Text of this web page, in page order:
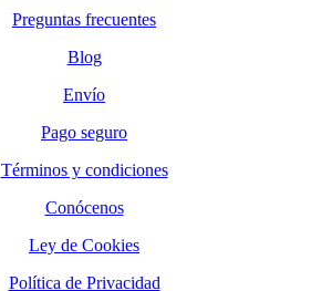
Preguntas frecuentes
Blog
Envío
Pago seguro
Términos y condiciones
Conócenos
Ley de Cookies
Política de Privacidad